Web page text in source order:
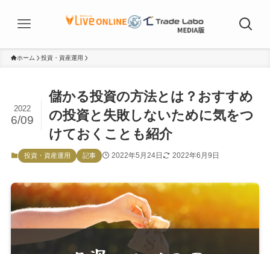
ホーム 投資・資産運用
儲かる投資の方法とは？おすすめ
の投資と失敗しないために気をつ
けておくことも紹介
2022
6/09
投資・資産運用 記事 2022年5月24日 2022年6月9日